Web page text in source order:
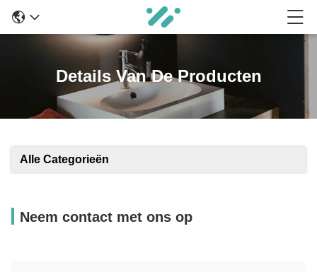
Details Van De Producten
Alle Categorieën
Neem contact met ons op